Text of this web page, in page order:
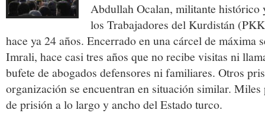
Abdullah Ocalan, militante histórico
los Trabajadores del Kurdistán
hace ya 24 años. Encerrado en una cárcel de máxima
Imrali, hace casi tres años que no recibe visitas ni
bufete de abogados defensores ni familiares. Otros
organización se encuentran en situación similar. Miles
de prisión a lo largo y ancho del Estado turco.